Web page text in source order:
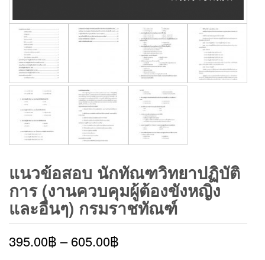
แนวข้อสอบ นักทัณฑวิทยาปฏิบัติ
การ (งานควบคุมผู้ต้องขังหญิง
และอื่นๆ) กรมราชทัณฑ์
395.00฿ –605.00฿